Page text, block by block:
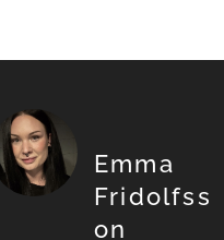
Emma
Fridolfss
on